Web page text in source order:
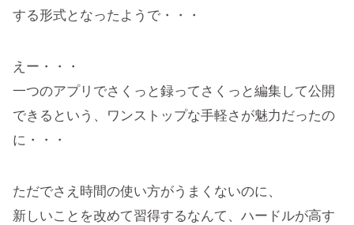
する形式となったようで・・・
えー・・・
一つのアプリでさくっと録ってさくっと編集して公開
できるという、ワンストップな手軽さが魅力だったの
に・・・
ただでさえ時間の使い方がうまくないのに、
新しいことを改めて習得するなんて、ハードルが高す